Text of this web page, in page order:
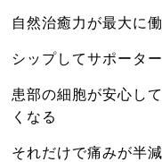
自然治癒力が最大に
シップしてサポータ
患部の細胞が安心し
くなる
それだけで痛みが半